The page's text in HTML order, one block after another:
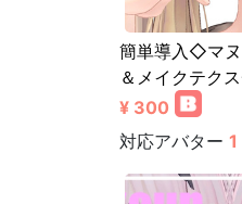
簡単導入◇マ
＆メイクテク
¥ 300
対応アバター 1